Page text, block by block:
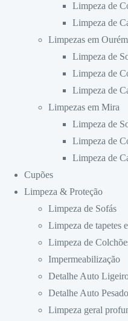
Limpeza de
Limpeza de
Limpezas em
Limpeza de
Limpeza de
Limpeza de
Limpezas em Mira
Limpeza de
Limpeza de
Limpeza de
Cupões
Limpeza & Proteção
Limpeza de Sofás
Limpeza de tapetes
Limpeza de
Impermeabilização
Detalhe Auto
Detalhe Auto
Limpeza geral